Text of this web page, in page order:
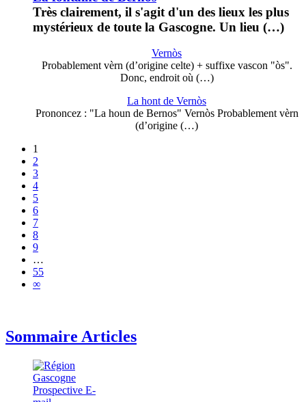
Très clairement, il s'agit d'un des lieux les plus
mystérieux de toute la Gascogne. Un lieu (…)
Vernòs
Probablement vèrn (d’origine celte) + suffixe vascon "òs".
Donc, endroit où (…)
La hont de Vernòs
Prononcez : "La houn de Bernos" Vernòs Probablement vèrn
(d’origine (…)
1
2
3
4
5
6
7
8
9
…
55
∞
Sommaire Articles